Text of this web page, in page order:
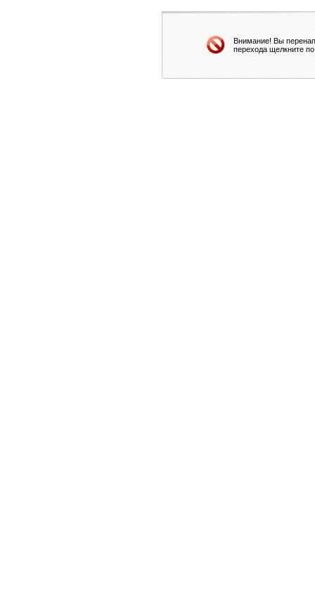
Внимание! Вы
перехода щелкните